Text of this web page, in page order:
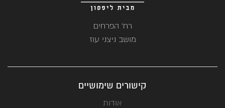
רח' הפרחים
מושב ניצני עוז
קישורים שימושיים
אודות